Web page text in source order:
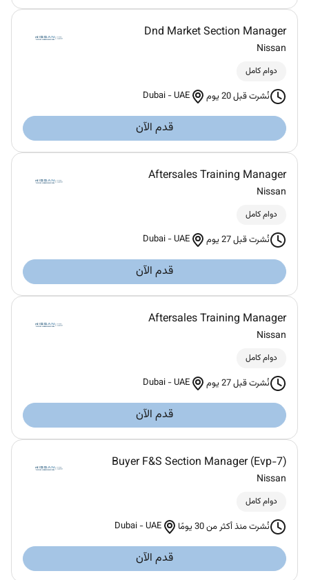
Dnd Market Section Manager
Nissan
دوام كامل
نُشرت قبل 20 يوم Dubai -UAE
قدم الآن
Aftersales Training Manager
Nissan
دوام كامل
نُشرت قبل 27 يوم Dubai -UAE
قدم الآن
Aftersales Training Manager
Nissan
دوام كامل
نُشرت قبل 27 يوم Dubai -UAE
قدم الآن
Buyer F&S Section Manager (Evp-7)
Nissan
دوام كامل
نُشرت منذ أكثر من 30 يومًا Dubai -UAE
قدم الآن